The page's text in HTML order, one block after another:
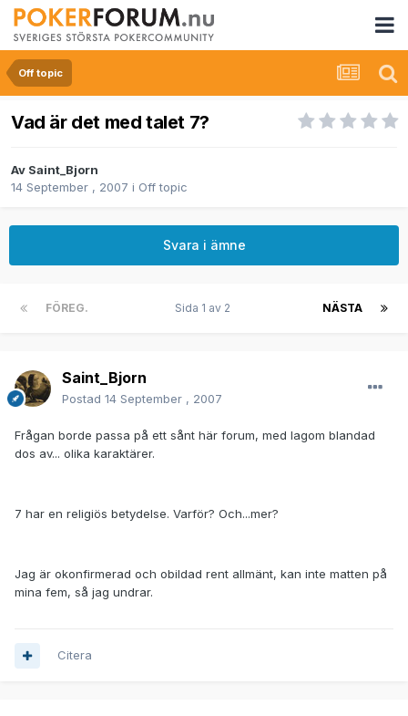
Off topic
Vad är det med talet 7?
Av Saint_Bjorn
14 September , 2007 i Off topic
Svara i ämne
FÖREG. NÄSTA
Sida 1 av 2
Saint_Bjorn
Postad 14 September , 2007
Frågan borde passa på ett sånt här forum, med lagom blandad
dos av... olika karaktärer.
7 har en religiös betydelse. Varför? Och...mer?
Jag är okonfirmerad och obildad rent allmänt, kan inte matten på
mina fem, så jag undrar.
Citera